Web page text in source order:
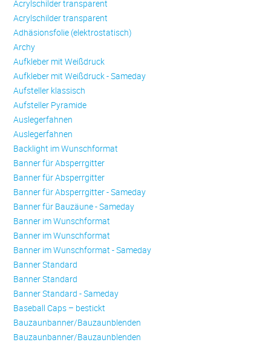
Acrylschilder transparent
Acrylschilder transparent
Adhäsionsfolie (elektrostatisch)
Archy
Aufkleber mit Weißdruck
Aufkleber mit Weißdruck - Sameday
Aufsteller klassisch
Aufsteller Pyramide
Auslegerfahnen
Auslegerfahnen
Backlight im Wunschformat
Banner für Absperrgitter
Banner für Absperrgitter
Banner für Absperrgitter - Sameday
Banner für Bauzäune - Sameday
Banner im Wunschformat
Banner im Wunschformat
Banner im Wunschformat - Sameday
Banner Standard
Banner Standard
Banner Standard - Sameday
Baseball Caps – bestickt
Bauzaunbanner/Bauzaunblenden
Bauzaunbanner/Bauzaunblenden